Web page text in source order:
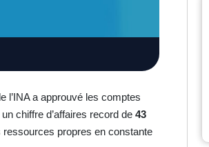
l’INA a approuvé les comptes
chiffre d’affaires record de43
ressources propres en constante